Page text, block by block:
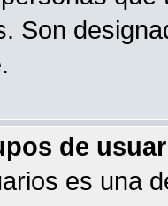
Son
de
es una